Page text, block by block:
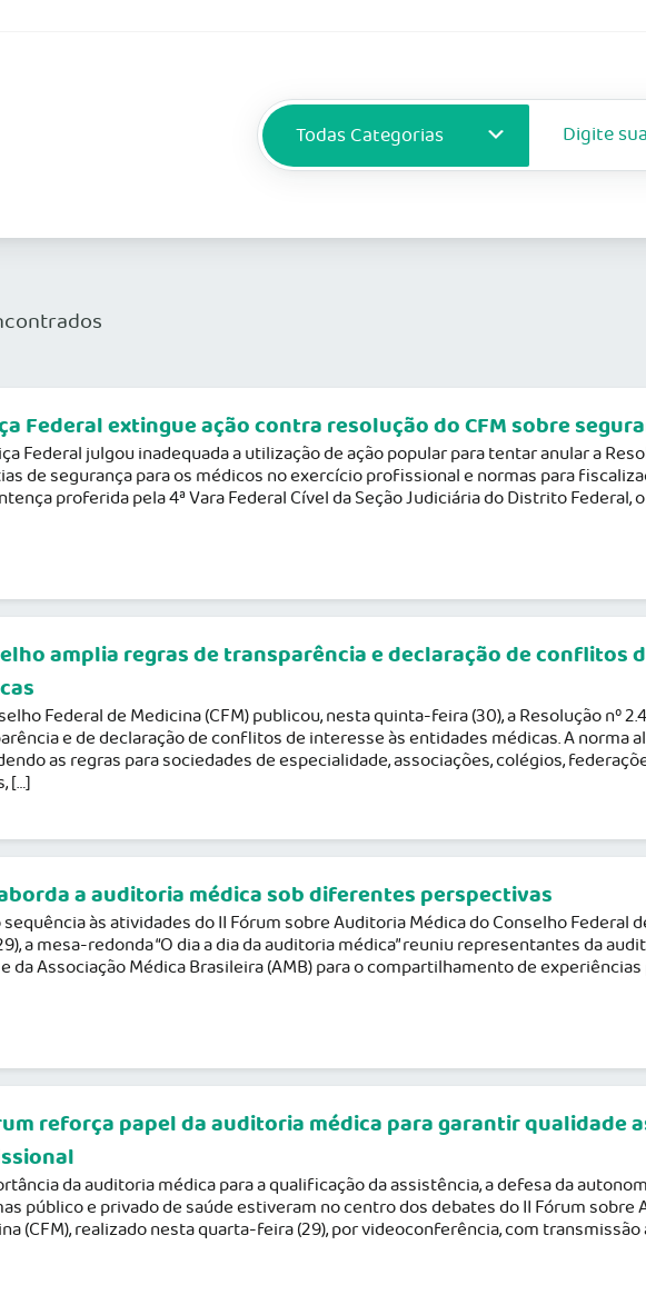
Federal extingue ação contra resolução do CFM sobre
Federal julgou inadequada a utilização de ação popular para tentar anular a
de segurança para os médicos no exercício profissional e normas para
proferida pela 4ª Vara Federal Cível da Seção Judiciária do Distrito Federal,
amplia regras de transparência e declaração de conflitos
Federal de Medicina (CFM) publicou, nesta quinta-feira (30), a Resolução nº
e de declaração de conflitos de interesse às entidades médicas. A norma
as regras para sociedades de especialidade, associações, colégios,
[…]
a auditoria médica sob diferentes perspectivas
sequência às atividades do II Fórum sobre Auditoria Médica do Conselho Federal
a mesa-redonda “O dia a dia da auditoria médica” reuniu representantes da
da Associação Médica Brasileira (AMB) para o compartilhamento de
reforça papel da auditoria médica para garantir qualidade
da auditoria médica para a qualificação da assistência, a defesa da
público e privado de saúde estiveram no centro dos debates do II Fórum sobre
(CFM), realizado nesta quarta-feira (29), por videoconferência, com transmissão